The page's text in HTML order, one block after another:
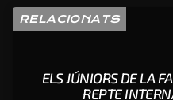
RELACIONATS
ELS JÚNIORS DE LA
REPTE